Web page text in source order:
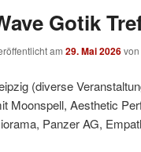
Gotik
am 29. Mai 2026von
(diverse
Moonspell, Aesthetic
Panzer AG,